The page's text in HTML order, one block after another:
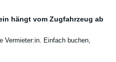
hängt vom Zugfahrzeug ab
Vermieter:in. Einfach buchen,